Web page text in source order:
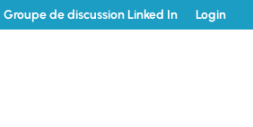
Groupe de discussion Linked In Login